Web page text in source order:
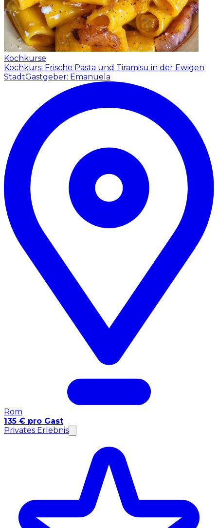
Kochkurse
Kochkurs: Frische Pasta und Tiramisu in der Ewigen
StadtGastgeber: Emanuela
Rom
135 € pro Gast
Privates Erlebnis